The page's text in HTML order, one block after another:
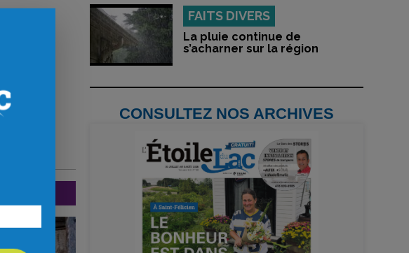
FAITS DIVERS
La pluie continue de
s’acharner sur la région
CONSULTEZ NOS ARCHIVES